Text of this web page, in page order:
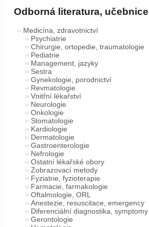
Odborná literatura, učebnice
Medicína, zdravotnictví
Psychiatrie
Chirurgie, ortopedie, traumatologie
Pediatrie
Management, jazyky
Sestra
Gynekologie, porodnictví
Revmatologie
Vnitřní lékařství
Neurologie
Onkologie
Stomatologie
Kardiologie
Dermatologie
Gastroenterologie
Nefrologie
Ostatní lékařské obory
Zobrazovací metody
Fyziatrie, fyzioterapie
Farmacie, farmakologie
Oftalmologie, ORL
Anestezie, resuscitace, emergency
Diferenciální diagnostika, symptomy
Gerontologie